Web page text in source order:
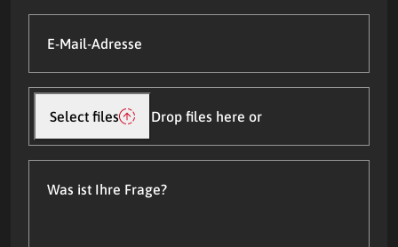
Mail-
Datei(en)
hochladen
Drop files here or
Select files